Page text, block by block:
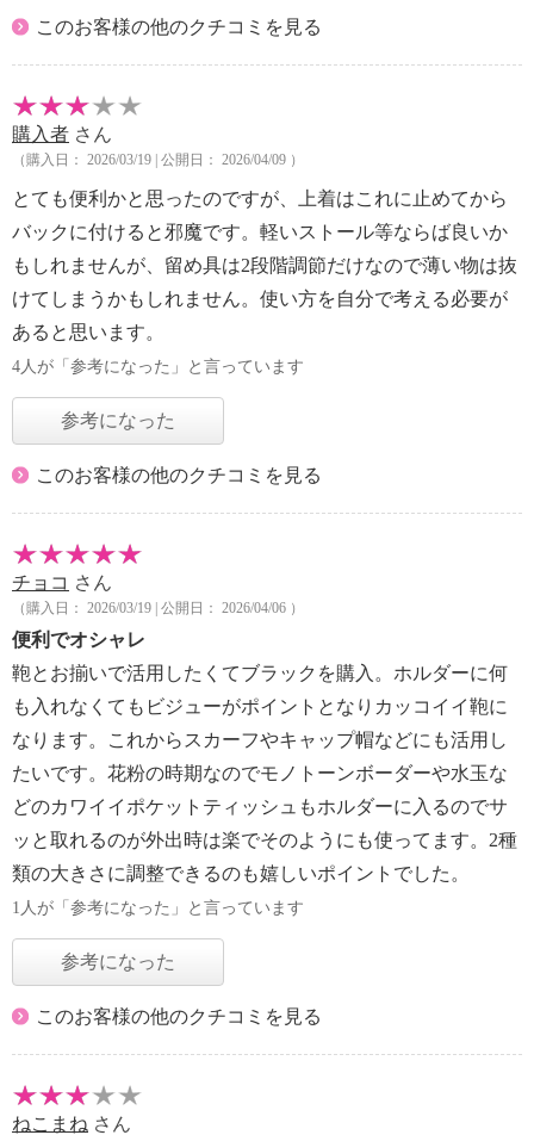
このお客様の他のクチコミを見る
購入者 さん
（購入日： 2026/03/19 | 公開日： 2026/04/09 ）
とても便利かと思ったのですが、上着はこれに止めてから
バックに付けると邪魔です。軽いストール等ならば良いか
もしれませんが、留め具は2段階調節だけなので薄い物は抜
けてしまうかもしれません。使い方を自分で考える必要が
あると思います。
4人が「参考になった」と言っています
参考になった
このお客様の他のクチコミを見る
チョコ さん
（購入日： 2026/03/19 | 公開日： 2026/04/06 ）
便利でオシャレ
鞄とお揃いで活用したくてブラックを購入。ホルダーに何
も入れなくてもビジューがポイントとなりカッコイイ鞄に
なります。これからスカーフやキャップ帽などにも活用し
たいです。花粉の時期なのでモノトーンボーダーや水玉な
どのカワイイポケットティッシュもホルダーに入るのでサ
ッと取れるのが外出時は楽でそのようにも使ってます。2種
類の大きさに調整できるのも嬉しいポイントでした。
1人が「参考になった」と言っています
参考になった
このお客様の他のクチコミを見る
ねこまね さん